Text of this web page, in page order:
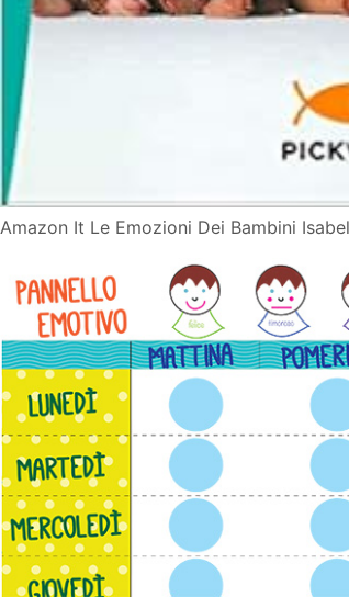
Amazon It Le Emozioni Dei Bambini